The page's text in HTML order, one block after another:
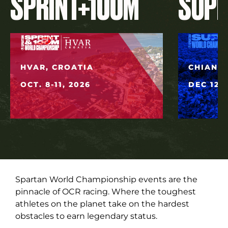
HVAR, CROATIA
OCT. 8-11, 2026
DEC 12,
Spartan World Championship events are the
pinnacle of OCR racing. Where the toughest
athletes on the planet take on the hardest
obstacles to earn legendary status.